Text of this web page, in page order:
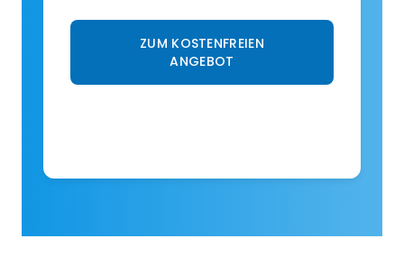
ZUM KOSTENFREIEN
ANGEBOT